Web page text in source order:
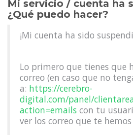
Mi servicio / cuenta ha
¿Qué puedo hacer?
¡Mi cuenta ha sido
Lo primero que tienes que
correo (en caso que no
a: https://cerebro-
digital.com/panel/
action=emails con tu
ver los correo que te